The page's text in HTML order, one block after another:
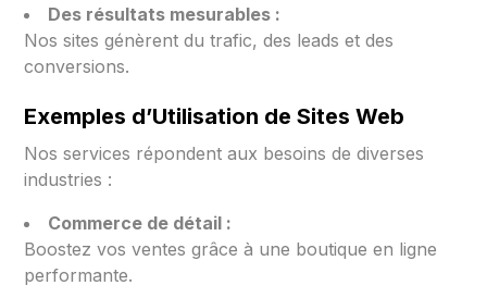
Des résultats mesurables :
Nos sites génèrent du trafic, des leads et des
conversions.
Exemples d’Utilisation de Sites Web
Nos services répondent aux besoins de diverses
industries :
Commerce de détail :
Boostez vos ventes grâce à une boutique en ligne
performante.